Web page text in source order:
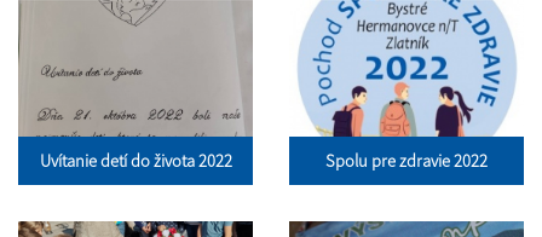
Uvítanie detí do života 2022 Spolu pre zdravie 2022